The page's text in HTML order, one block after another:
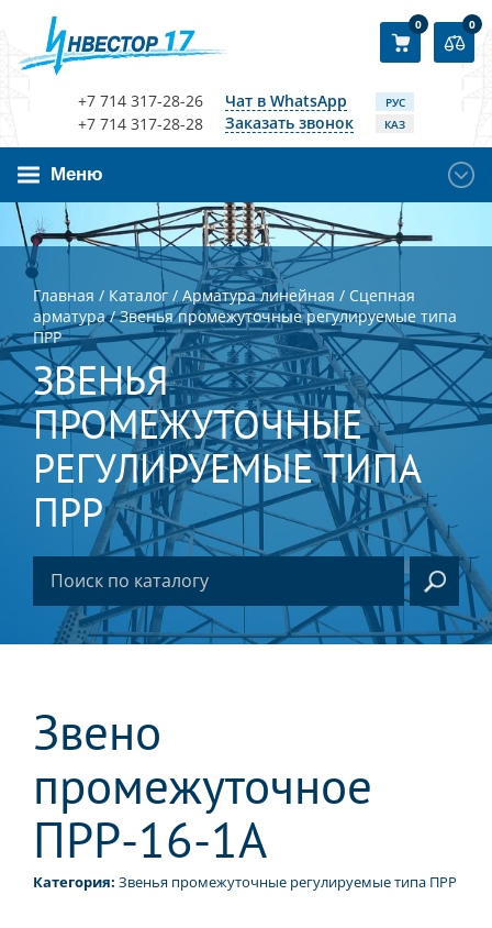
+7 714 317-28-26
+7 714 317-28-28
Чат в WhatsApp
Заказать звонок
РУС
КАЗ
0 0
Меню
Главная / Каталог / Арматура линейная / Сцепная
арматура/Звенья промежуточные регулируемые типа
ПРР
ЗВЕНЬЯ
ПРОМЕЖУТОЧНЫЕ
РЕГУЛИРУЕМЫЕ ТИПА
ПРР
Звено
промежуточное
ПРР-16-1А
Категория: Звенья промежуточные регулируемые типа ПРР